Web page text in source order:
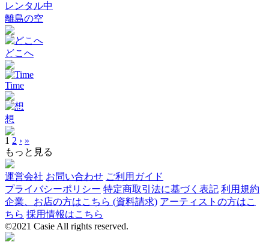
レンタル中
離島の空
どこへ
Time
想
1 2 › »
もっと見る
運営会社 お問い合わせ ご利用ガイド
プライバシーポリシー 特定商取引法に基づく表記 利用規約
企業、お店の方はこちら (資料請求) アーティストの方はこ
ちら 採用情報はこちら
©2021 Casie All rights reserved.